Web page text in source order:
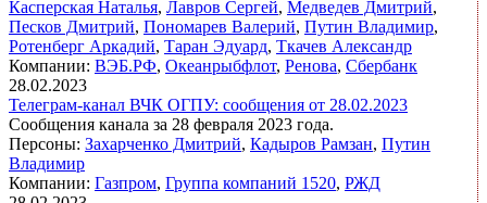
Касперская Наталья, Лавров Сергей, Медведев Дмитрий,
Песков Дмитрий, Пономарев Валерий, Путин Владимир,
Ротенберг Аркадий, Таран Эдуард, Ткачев Александр
Компании: ВЭБ.РФ, Океанрыбфлот, Ренова, Сбербанк
28.02.2023
Телеграм-канал ВЧК ОГПУ: сообщения от 28.02.2023
Сообщения канала за 28 февраля 2023 года.
Персоны: Захарченко Дмитрий, Кадыров Рамзан, Путин
Владимир
Компании: Газпром, Группа компаний 1520, РЖД